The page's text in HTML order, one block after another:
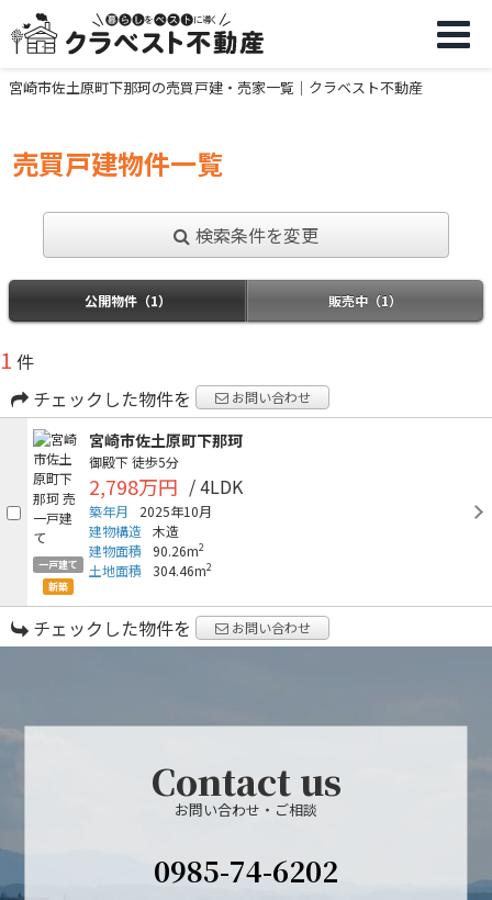
宮崎市佐土原町下那珂の売買戸建・売家一覧｜クラベスト不動産
売買戸建物件一覧
検索条件を変更
公開物件（1） 販売中（1）
1 件
チェックした物件を
お問い合わせ
一戸建て
新築
宮崎市佐土原町下那珂
御殿下 徒歩5分
2,798万円 / 4LDK
築年月
2025年10月
建物構造 木造
建物面積
90.26m2
土地面積 304.46m2
チェックした物件を お問い合わせ
Contact us
お問い合わせ・ご相談
0985-74-6202